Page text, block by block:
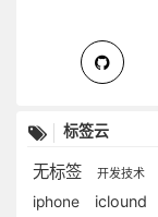
标签云
无标签 开发技术
iphone iclound